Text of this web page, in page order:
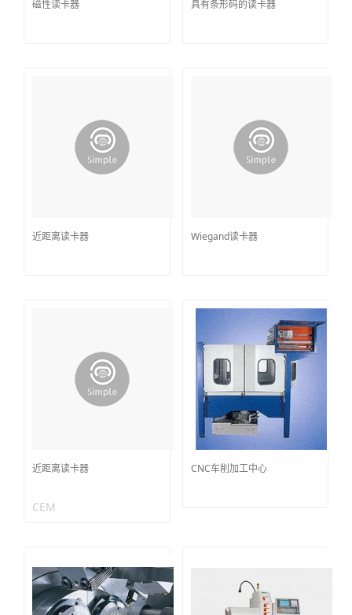
磁性读卡器 具有条形码的读卡器
近距离读卡器 Wiegand读卡器
近距离读卡器
CEM
CNC车削加工中心